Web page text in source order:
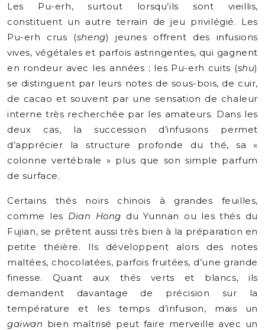
Les Pu-erh, surtout lorsqu’ils sont vieillis,
constituent un autre terrain de jeu privilégié. Les
Pu-erh crus (sheng) jeunes offrent des infusions
vives, végétales et parfois astringentes, qui gagnent
en rondeur avec les années ; les Pu-erh cuits (shu)
se distinguent par leurs notes de sous-bois, de cuir,
de cacao et souvent par une sensation de chaleur
interne très recherchée par les amateurs. Dans les
deux cas, la succession d’infusions permet
d’apprécier la structure profonde du thé, sa «
colonne vertébrale » plus que son simple parfum
de surface.
Certains thés noirs chinois à grandes feuilles,
comme les Dian Hong du Yunnan ou les thés du
Fujian, se prêtent aussi très bien à la préparation en
petite théière. Ils développent alors des notes
maltées, chocolatées, parfois fruitées, d’une grande
finesse. Quant aux thés verts et blancs, ils
demandent davantage de précision sur la
température et les temps d’infusion, mais un
gaiwan bien maîtrisé peut faire merveille avec un